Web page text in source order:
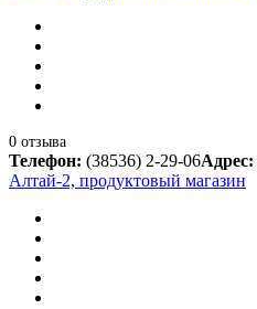
0 отзыва
Телефон: (38536) 2-29-06Адрес:
Алтай-2, продуктовый магазин